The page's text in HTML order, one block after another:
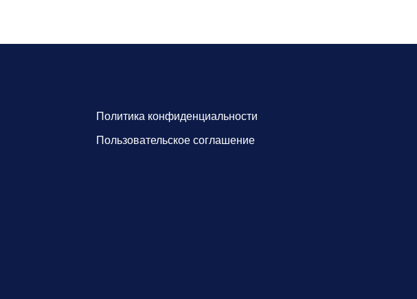
Политика конфиденциальности
Пользовательское соглашение